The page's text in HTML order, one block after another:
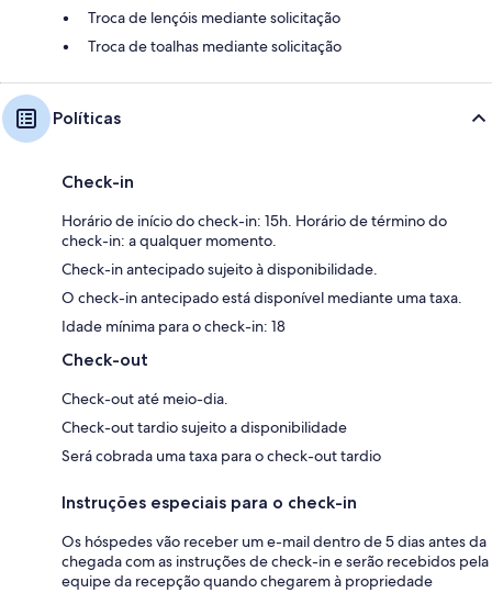
Troca de lençóis mediante solicitação
Troca de toalhas mediante solicitação
Políticas
Check-in
Horário de início do check-in: 15h. Horário de término do
check-in: a qualquer momento.
Check-in antecipado sujeito à disponibilidade.
O check-in antecipado está disponível mediante uma taxa.
Idade mínima para o check-in: 18
Check-out
Check-out até meio-dia.
Check-out tardio sujeito a disponibilidade
Será cobrada uma taxa para o check-out tardio
Instruções especiais para o check-in
Os hóspedes vão receber um e-mail dentro de 5 dias antes da
chegada com as instruções de check-in e serão recebidos pela
equipe da recepção quando chegarem à propriedade